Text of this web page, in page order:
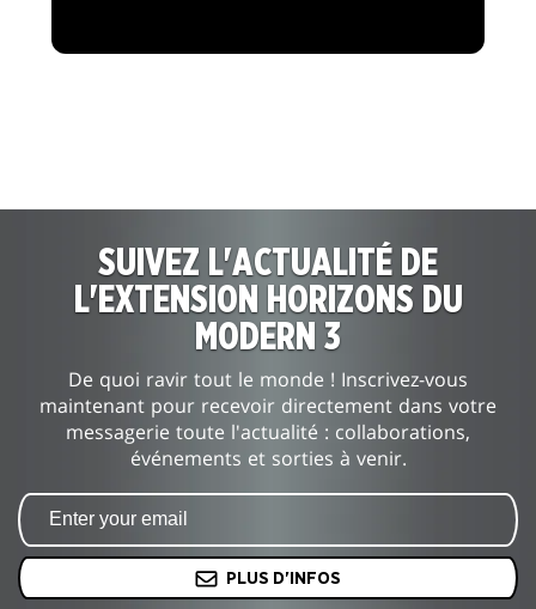
SUIVEZ L'ACTUALITÉ DE
L'EXTENSION HORIZONS DU
MODERN 3
De quoi ravir tout le monde ! Inscrivez-vous
maintenant pour recevoir directement dans votre
messagerie toute l'actualité : collaborations,
événements et sorties à venir.
PLUS D'INFOS